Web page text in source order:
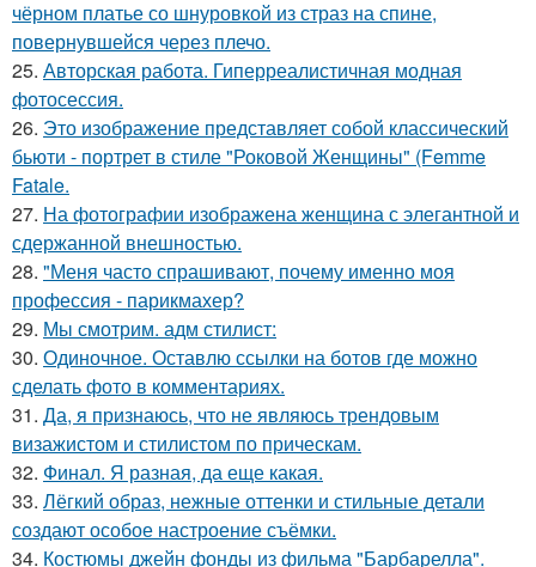
чёрном платье со шнуровкой из страз на спине,
повернувшейся через плечо.
25. Авторская работа. Гиперреалистичная модная
фотосессия.
26. Это изображение представляет собой классический
бьюти - портрет в стиле "Роковой Женщины" (Femme
Fatale.
27. На фотографии изображена женщина с элегантной и
сдержанной внешностью.
28. "Меня часто спрашивают, почему именно моя
профессия - парикмахер?
29. Мы смотрим. адм стилист:
30. Одиночное. Оставлю ссылки на ботов где можно
сделать фото в комментариях.
31. Да, я признаюсь, что не являюсь трендовым
визажистом и стилистом по прическам.
32. Финал. Я разная, да еще какая.
33. Лёгкий образ, нежные оттенки и стильные детали
создают особое настроение съёмки.
34. Костюмы джейн фонды из фильма "Барбарелла".